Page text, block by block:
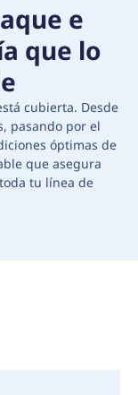
e
que lo
cubierta. Desde
pasando por el
óptimas de
que asegura
tu línea de